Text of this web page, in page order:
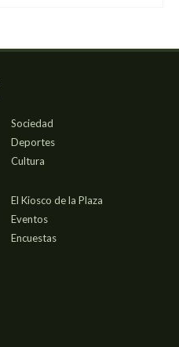
Sociedad
Deportes
Cultura
El Kiosco de la Plaza
Eventos
Encuestas